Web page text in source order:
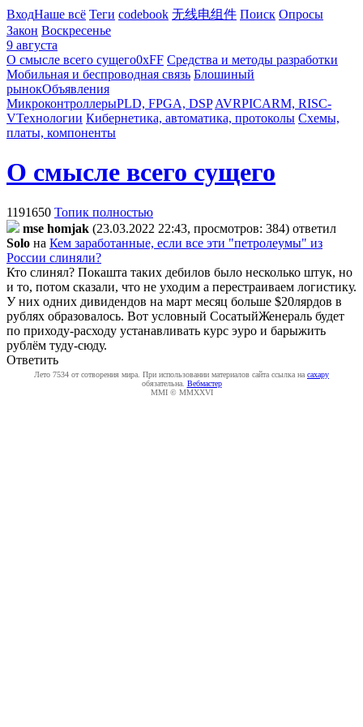
ВходНаше всё Теги codebook 无线电组件 Поиск Опросы
Закон Воскресенье
9 августа
О смысле всего сущего0xFF Средства и методы разработки
Мобильная и беспроводная связь Блошиный
рынокОбъявления
МикроконтроллерыPLD, FPGA, DSP AVRPICARM, RISC-
VТехнологии Кибернетика, автоматика, протоколы Схемы,
платы, компоненты
О смысле всего сущего
1191650 Топик полностью
mse homjak (23.03.2022 22:43, просмотров: 384) ответил
Solo на Кем заработанные, если все эти "петролеумы" из
России слиняли?
Кто слинял? Покашта таких дебилов было несколько штук, но
и то, потом сказали, что не уходим а перестраиваем логистику.
У них одних дивидендов на март месяц больше $20лярдов в
рублях образовалось. Вот условный СосатыйЖенераль будет
по приходу-расходу устанавливать курс эуро и барыжить
рублём туду-сюду.
Ответить
Лето 7534 от сотворения мира. При использовании материалов сайта ссылка на caxapу
обязательна. Вебмастер
MMI © MMXXVI